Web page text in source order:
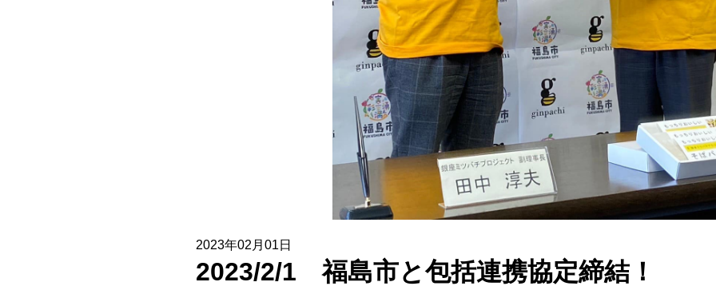
2023年02月01日
2023/2/1 福島市と包括連携協定締結！
みつばち博士ふくちゃん
銀座ミツバチプロジェクト
note